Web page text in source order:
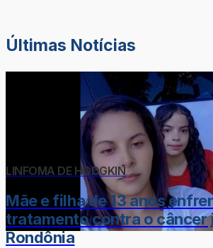
Últimas Notícias
LINFOMA DE HODGKIN
Mãe e filha de 13 anos
tratamento contra o câncer
Rondônia